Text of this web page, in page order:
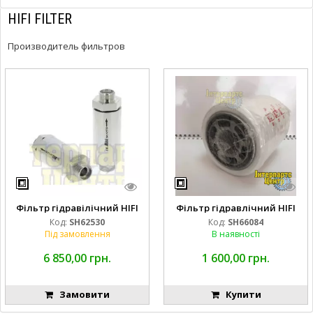
HIFI FILTER
Производитель фильтров
Фільтр гідравілічний HIFI
Код: SH62530
Під замовлення
6 850,00 грн.
Замовити
Фільтр гідравлічний HIFI
Код: SH66084
В наявності
1 600,00 грн.
Купити